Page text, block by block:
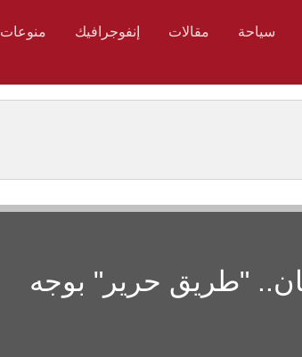
سياحة مقالات إنفوجرافيك منوعات
"طريق حرير" بوجه